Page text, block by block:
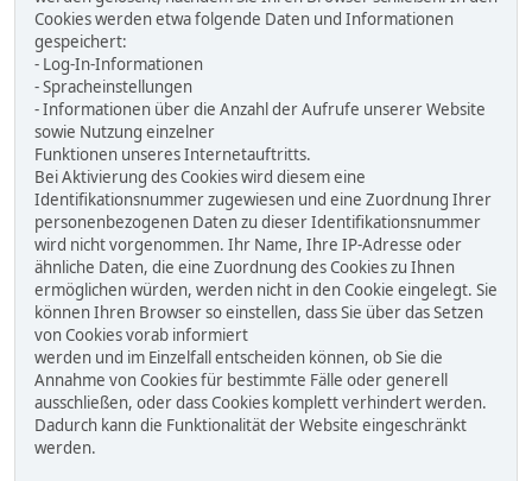
Cookies werden etwa folgende Daten und Informationen
gespeichert:
- Log-In-Informationen
- Spracheinstellungen
- Informationen über die Anzahl der Aufrufe unserer Website
sowie Nutzung einzelner
Funktionen unseres Internetauftritts.
Bei Aktivierung des Cookies wird diesem eine
Identifikationsnummer zugewiesen und eine Zuordnung Ihrer
personenbezogenen Daten zu dieser Identifikationsnummer
wird nicht vorgenommen. Ihr Name, Ihre IP-Adresse oder
ähnliche Daten, die eine Zuordnung des Cookies zu Ihnen
ermöglichen würden, werden nicht in den Cookie eingelegt. Sie
können Ihren Browser so einstellen, dass Sie über das Setzen
von Cookies vorab informiert
werden und im Einzelfall entscheiden können, ob Sie die
Annahme von Cookies für bestimmte Fälle oder generell
ausschließen, oder dass Cookies komplett verhindert werden.
Dadurch kann die Funktionalität der Website eingeschränkt
werden.